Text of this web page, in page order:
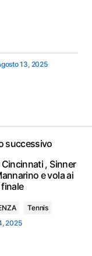
13, 2025
successivo
, Sinner
e vola ai
Tennis
2025